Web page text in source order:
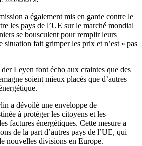
a également mis en garde contre le
les pays de l’UE sur le marché mondial
se bousculent pour remplir leurs
situation fait grimper les prix et n’est « pas
Leyen font écho aux craintes que des
soient mieux placés que d’autres
a dévoilé une enveloppe de
à protéger les citoyens et les
factures énergétiques. Cette mesure a
de la part d’autres pays de l’UE, qui
nouvelles divisions en Europe.